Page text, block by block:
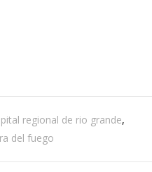
regional de rio grande,
del fuego